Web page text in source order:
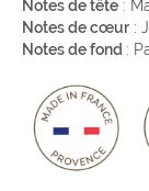
Notes de tête :
Notes de cœur :
Notes de fond :